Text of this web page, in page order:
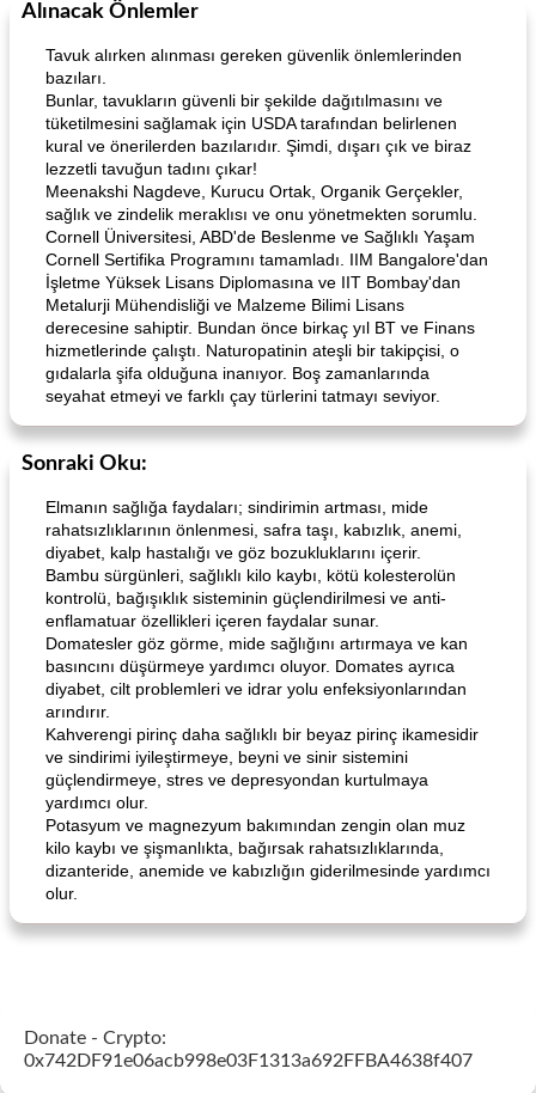
Alınacak Önlemler
Tavuk alırken alınması gereken güvenlik önlemlerinden
bazıları.
Bunlar, tavukların güvenli bir şekilde dağıtılmasını ve
tüketilmesini sağlamak için USDA tarafından belirlenen
kural ve önerilerden bazılarıdır. Şimdi, dışarı çık ve biraz
lezzetli tavuğun tadını çıkar!
Meenakshi Nagdeve, Kurucu Ortak, Organik Gerçekler,
sağlık ve zindelik meraklısı ve onu yönetmekten sorumlu.
Cornell Üniversitesi, ABD'de Beslenme ve Sağlıklı Yaşam
Cornell Sertifika Programını tamamladı. IIM Bangalore'dan
İşletme Yüksek Lisans Diplomasına ve IIT Bombay'dan
Metalurji Mühendisliği ve Malzeme Bilimi Lisans
derecesine sahiptir. Bundan önce birkaç yıl BT ve Finans
hizmetlerinde çalıştı. Naturopatinin ateşli bir takipçisi, o
gıdalarla şifa olduğuna inanıyor. Boş zamanlarında
seyahat etmeyi ve farklı çay türlerini tatmayı seviyor.
Sonraki Oku:
Elmanın sağlığa faydaları; sindirimin artması, mide
rahatsızlıklarının önlenmesi, safra taşı, kabızlık, anemi,
diyabet, kalp hastalığı ve göz bozukluklarını içerir.
Bambu sürgünleri, sağlıklı kilo kaybı, kötü kolesterolün
kontrolü, bağışıklık sisteminin güçlendirilmesi ve anti-
enflamatuar özellikleri içeren faydalar sunar.
Domatesler göz görme, mide sağlığını artırmaya ve kan
basıncını düşürmeye yardımcı oluyor. Domates ayrıca
diyabet, cilt problemleri ve idrar yolu enfeksiyonlarından
arındırır.
Kahverengi pirinç daha sağlıklı bir beyaz pirinç ikamesidir
ve sindirimi iyileştirmeye, beyni ve sinir sistemini
güçlendirmeye, stres ve depresyondan kurtulmaya
yardımcı olur.
Potasyum ve magnezyum bakımından zengin olan muz
kilo kaybı ve şişmanlıkta, bağırsak rahatsızlıklarında,
dizanteride, anemide ve kabızlığın giderilmesinde yardımcı
olur.
Donate - Crypto:
0x742DF91e06acb998e03F1313a692FFBA4638f407